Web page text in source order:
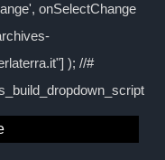
onSelectChange
); //#